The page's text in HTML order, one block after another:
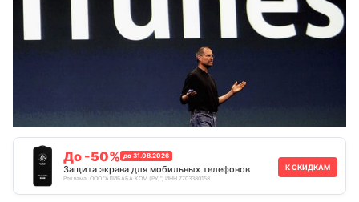
До -50% до 31.08.2026
Защита экрана для мобильных телефонов
Реклама. ООО "АЛИБАБА.КОМ (РУ)", ИНН 7703380158
К СКИДКАМ